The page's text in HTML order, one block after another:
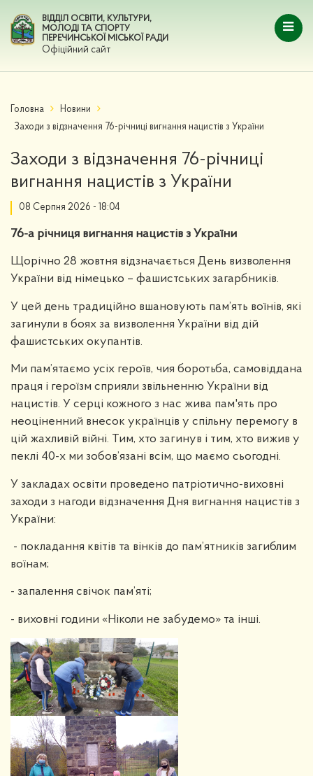
ВІДДІЛ ОСВІТИ, КУЛЬТУРИ,
МОЛОДІ ТА СПОРТУ
ПЕРЕЧИНСЬКОЇ МІСЬКОЇ РАДИ
Офіційний сайт
Головна
Новини
Заходи з відзначення 76-річниці вигнання нацистів з України
Заходи з відзначення 76-річниці
вигнання нацистів з України
08 Серпня 2026 - 18:04
76-а річниця вигнання нацистів з України
Щорічно 28 жовтня відзначається День визволення
України від німецько – фашистських загарбників.
У цей день традиційно вшановують пам’ять воїнів, які
загинули в боях за визволення України від дій
фашистських окупантів.
Ми пам’ятаємо усіх героїв, чия боротьба, самовіддана
праця і героїзм сприяли звільненню України від
нацистів. У серці кожного з нас жива пам'ять про
неоціненний внесок українців у спільну перемогу в
цій жахливій війні. Тим, хто загинув і тим, хто вижив у
пеклі 40-х ми зобов’язані всім, що маємо сьогодні.
У закладах освіти проведено патріотично-виховні
заходи з нагоди відзначення Дня вигнання нацистів з
України:
- покладання квітів та вінків до пам’ятників загиблим
воїнам;
- запалення свічок пам’яті;
- виховні години «Ніколи не забудемо» та інші.